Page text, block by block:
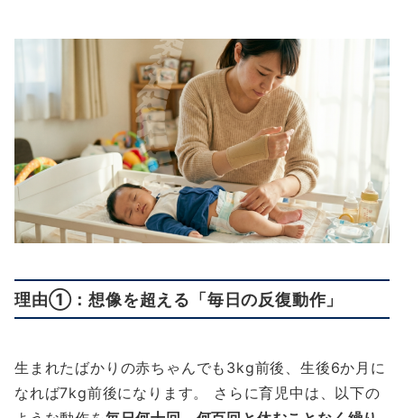
理由①：想像を超える「毎日の反復動作」
生まれたばかりの赤ちゃんでも3kg前後、生後6か月に
なれば7kg前後になります。 さらに育児中は、以下の